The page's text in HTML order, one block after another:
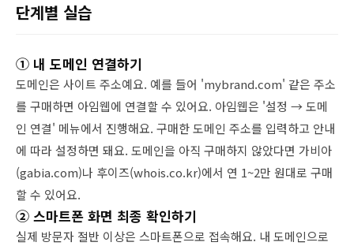
단계별 실습
① 내 도메인 연결하기
도메인은 사이트 주소예요. 예를 들어 'mybrand.com' 같은 주소
를 구매하면 아임웹에 연결할 수 있어요. 아임웹은 '설정 → 도메
인 연결' 메뉴에서 진행해요. 구매한 도메인 주소를 입력하고 안내
에 따라 설정하면 돼요. 도메인을 아직 구매하지 않았다면 가비아
(gabia.com)나 후이즈(whois.co.kr)에서 연 1~2만 원대로 구매
할 수 있어요.
② 스마트폰 화면 최종 확인하기
실제 방문자 절반 이상은 스마트폰으로 접속해요. 내 도메인으로